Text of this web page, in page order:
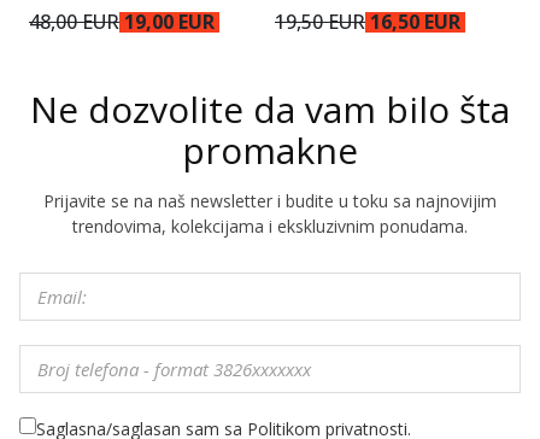
48,00 EUR19,00 EUR
19,50 EUR16,50 EUR
Ne dozvolite da vam bilo šta
promakne
Prijavite se na naš newsletter i budite u toku sa najnovijim
trendovima, kolekcijama i ekskluzivnim ponudama.
Saglasna/saglasan sam sa Politikom privatnosti.